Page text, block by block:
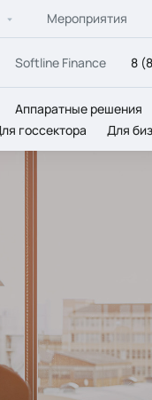
Мероприятия
Softline Finance 8
Аппаратные решения
госсектора Для